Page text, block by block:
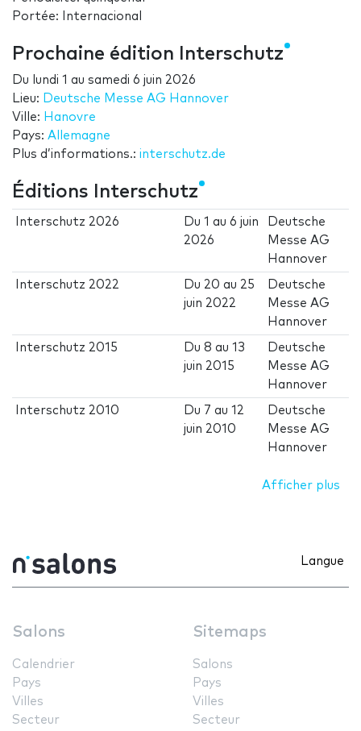
Portée: Internacional
Prochaine édition Interschutz
Du lundi 1 au samedi 6 juin 2026
Lieu: Deutsche Messe AG Hannover
Ville: Hanovre
Pays: Allemagne
Plus d’informations.: interschutz.de
Éditions Interschutz
Interschutz 2026 Du1 au6 juin
2026
Deutsche
Messe AG
Hannover
Interschutz 2022 Du 20 au 25
juin 2022
Deutsche
Messe AG
Hannover
Interschutz 2015 Du8 au13
juin 2015
Deutsche
Messe AG
Hannover
Interschutz 2010 Du 7 au12
juin 2010
Deutsche
Messe AG
Hannover
Afficher plus
Langue
Salons
Calendrier
Pays
Villes
Secteur
Sitemaps
Salons
Pays
Villes
Secteur